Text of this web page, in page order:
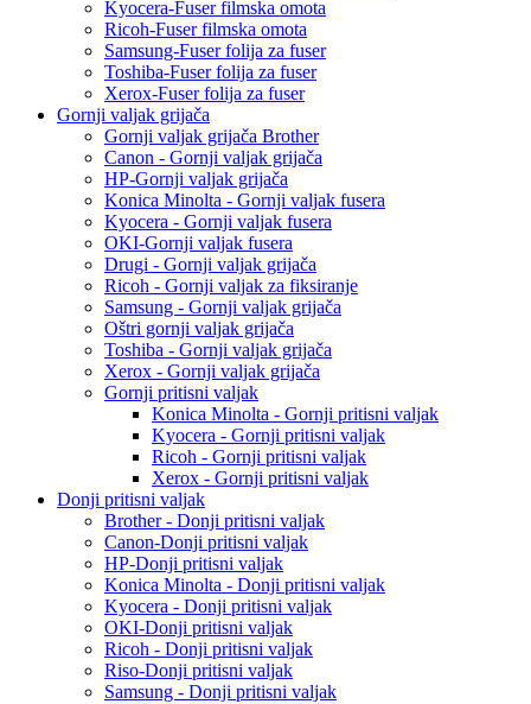
Kyocera-Fuser filmska omota
Ricoh-Fuser filmska omota
Samsung-Fuser folija za fuser
Toshiba-Fuser folija za fuser
Xerox-Fuser folija za fuser
Gornji valjak grijača
Gornji valjak grijača Brother
Canon - Gornji valjak grijača
HP-Gornji valjak grijača
Konica Minolta - Gornji valjak fusera
Kyocera - Gornji valjak fusera
OKI-Gornji valjak fusera
Drugi - Gornji valjak grijača
Ricoh - Gornji valjak za fiksiranje
Samsung - Gornji valjak grijača
Oštri gornji valjak grijača
Toshiba - Gornji valjak grijača
Xerox - Gornji valjak grijača
Gornji pritisni valjak
Konica Minolta - Gornji pritisni valjak
Kyocera - Gornji pritisni valjak
Ricoh - Gornji pritisni valjak
Xerox - Gornji pritisni valjak
Donji pritisni valjak
Brother - Donji pritisni valjak
Canon-Donji pritisni valjak
HP-Donji pritisni valjak
Konica Minolta - Donji pritisni valjak
Kyocera - Donji pritisni valjak
OKI-Donji pritisni valjak
Ricoh - Donji pritisni valjak
Riso-Donji pritisni valjak
Samsung - Donji pritisni valjak